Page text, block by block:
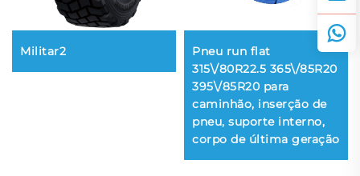
Militar2
Pneu run flat
315\/80R22.5 365\/85R20
395\/85R20 para
caminhão, inserção de
pneu, suporte interno,
corpo de última geração